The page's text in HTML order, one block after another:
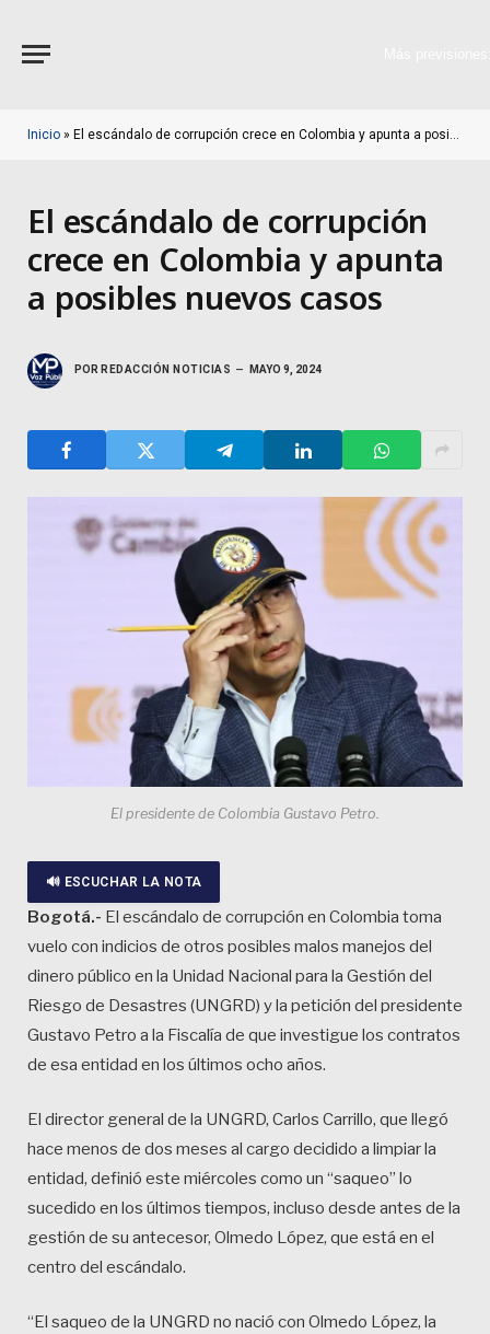
Inicio » El escándalo de corrupción crece en Colombia y apunta a posibles nuevos casos
El escándalo de corrupción
crece en Colombia y apunta
a posibles nuevos casos
POR REDACCIÓN NOTICIAS MAYO 9, 2024
El presidente de Colombia Gustavo Petro.
🔊 ESCUCHAR LA NOTA
Bogotá.- El escándalo de corrupción en Colombia toma
vuelo con indicios de otros posibles malos manejos del
dinero público en la Unidad Nacional para la Gestión del
Riesgo de Desastres (UNGRD) y la petición del presidente
Gustavo Petro a la Fiscalía de que investigue los contratos
de esa entidad en los últimos ocho años.
El director general de la UNGRD, Carlos Carrillo, que llegó
hace menos de dos meses al cargo decidido a limpiar la
entidad, definió este miércoles como un “saqueo” lo
sucedido en los últimos tiempos, incluso desde antes de la
gestión de su antecesor, Olmedo López, que está en el
centro del escándalo.
“El saqueo de la UNGRD no nació con Olmedo López, la